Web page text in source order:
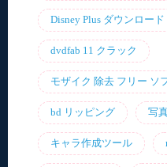
Disney Plus ダウンロード
dvdfab 11 クラック
モザイク 除去 フリー ソ
bd リッピング 写
キャラ作成ツール